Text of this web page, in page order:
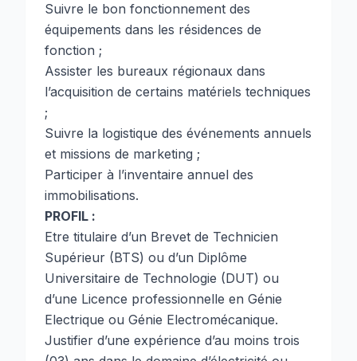
Suivre le bon fonctionnement des
équipements dans les résidences de
fonction ;
Assister les bureaux régionaux dans
l’acquisition de certains matériels techniques
;
Suivre la logistique des événements annuels
et missions de marketing ;
Participer à l’inventaire annuel des
immobilisations.
PROFIL :
Etre titulaire d’un Brevet de Technicien
Supérieur (BTS) ou d’un Diplôme
Universitaire de Technologie (DUT) ou
d’une Licence professionnelle en Génie
Electrique ou Génie Electromécanique.
Justifier d’une expérience d’au moins trois